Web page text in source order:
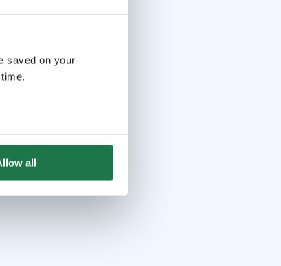
saved on your
all